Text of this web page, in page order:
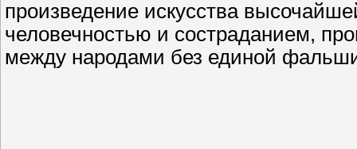
произведение искусства
человечностью и состраданием,
между народами без единой